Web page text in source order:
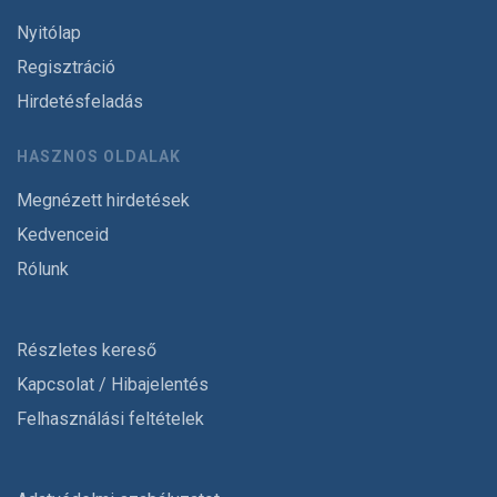
Nyitólap
Regisztráció
Hirdetésfeladás
HASZNOS OLDALAK
Megnézett hirdetések
Kedvenceid
Rólunk
Részletes kereső
Kapcsolat / Hibajelentés
Felhasználási feltételek